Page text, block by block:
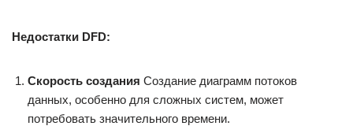
Недостатки DFD:
Скорость создания Создание диаграмм потоков
данных, особенно для сложных систем, может
потребовать значительного времени.